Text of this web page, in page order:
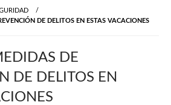
DE DELITOS EN ESTAS VACACIONES
DE
DE DELITOS EN